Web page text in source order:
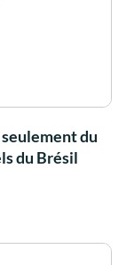
du
du Brésil